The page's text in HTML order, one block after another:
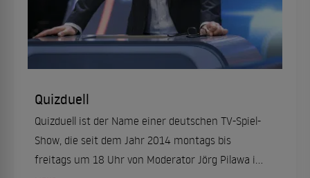
Quizduell
Quizduell ist der Name einer deutschen TV-Spiel-
Show, die seit dem Jahr 2014 montags bis
freitags um 18 Uhr von Moderator Jörg Pilawa in